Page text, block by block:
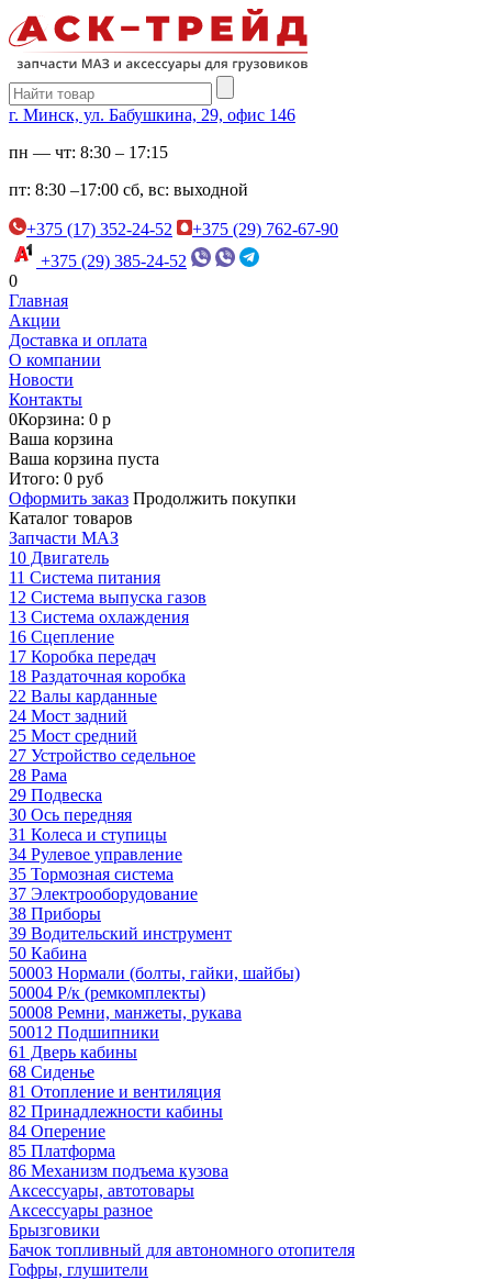
г. Минск, ул. Бабушкина, 29, офис 146
пн — чт: 8:30 – 17:15
пт: 8:30 –17:00 сб, вс: выходной
+375 (17) 352-24-52
+375 (29) 762-67-90
+375 (29) 385-24-52
0
Главная
Акции
Доставка и оплата
О компании
Новости
Контакты
0Корзина: 0 р
Ваша корзина
Ваша корзина пуста
Итого: 0 руб
Оформить заказ Продолжить покупки
Каталог товаров
Запчасти МАЗ
10 Двигатель
11 Система питания
12 Система выпуска газов
13 Система охлаждения
16 Сцепление
17 Коробка передач
18 Раздаточная коробка
22 Валы карданные
24 Мост задний
25 Мост средний
27 Устройство седельное
28 Рама
29 Подвеска
30 Ось передняя
31 Колеса и ступицы
34 Рулевое управление
35 Тормозная система
37 Электрооборудование
38 Приборы
39 Водительский инструмент
50 Кабина
50003 Нормали (болты, гайки, шайбы)
50004 Р/к (ремкомплекты)
50008 Ремни, манжеты, рукава
50012 Подшипники
61 Дверь кабины
68 Сиденье
81 Отопление и вентиляция
82 Принадлежности кабины
84 Оперение
85 Платформа
86 Механизм подъема кузова
Аксессуары, автотовары
Аксессуары разное
Брызговики
Бачок топливный для автономного отопителя
Гофры, глушители